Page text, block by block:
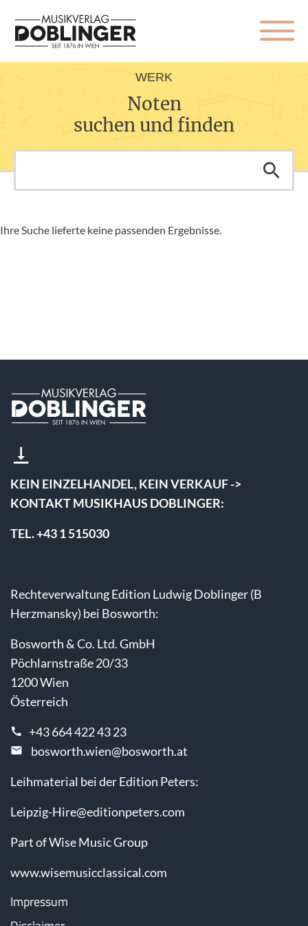
WERK
Noten
suchen und finden
Ihre Suche lieferte keine passenden Ergebnisse.
KEIN EINZELHANDEL, KEIN VERKAUF ->
KONTAKT MUSIKHAUS DOBLINGER:
TEL. +43 1 515030
Rechteverwaltung Edition Ludwig Doblinger (B
Herzmansky) bei Bosworth:
Bosworth & Co. Ltd. GmbH
Pöchlarnstraße 20/33
1200 Wien
Österreich
+43 664 422 43 23
bosworth.wien@bosworth.at
Leihmaterial bei der Edition Peters:
Leipzig-Hire@editionpeters.com
Part of Wise Music Group
www.wisemusicclassical.com
Impressum